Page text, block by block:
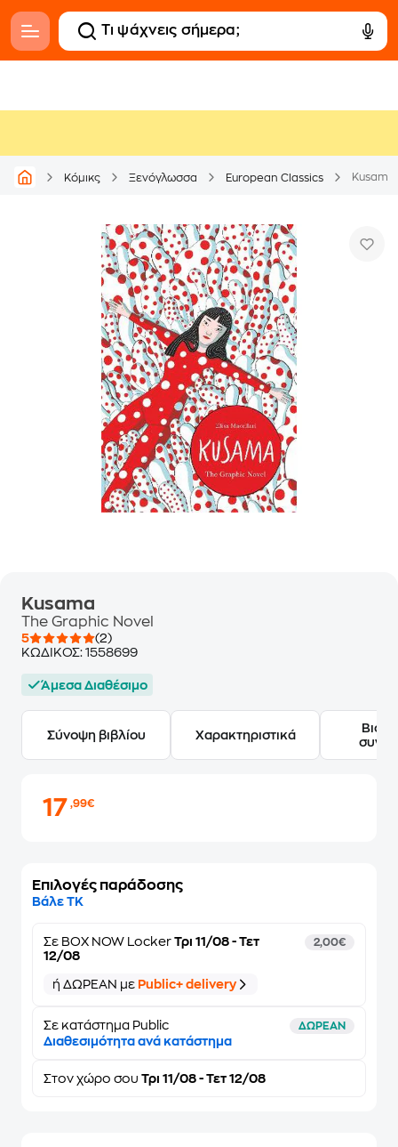
Κόμικς Ξενόγλωσσα European Classics Kusama
Kusama
The Graphic Novel
5
(2)
ΚΩΔΙΚΟΣ: 1558699
Άμεσα Διαθέσιμο
Σύνοψη βιβλίου Χαρακτηριστικά
17,99€
Επιλογές παράδοσης
Βάλε ΤΚ
Σε BOX NOW Locker Τρι 11/08 - Τετ
12/08
2,00€
ή ΔΩΡΕΑΝ με Public+ delivery
Σε κατάστημα Public ΔΩΡΕΑΝ
Διαθεσιμότητα ανά κατάστημα
Στον χώρο σου Τρι 11/08 - Τετ 12/08